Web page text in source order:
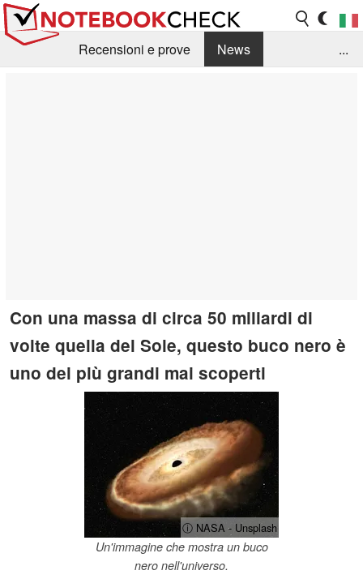
Recensioni e prove
News
...
Con una massa di circa 50 miliardi di
volte quella del Sole, questo buco nero è
uno dei più grandi mai scoperti
ⓘ NASA - Unsplash
Un'immagine che mostra un buco
nero nell'universo.